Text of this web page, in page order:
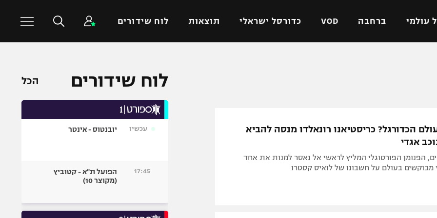
עולמי ברחבה VOD כדורסל ישראלי תוצאות לוח שידורים
ישראל
ליגה איטלקית
כדורסל עולמי
כדורעף
ספורט אולימפי
היאבקות WWE
הכדורגל? כריסטיאנו רונאלדו מנסה להביא
אגדי
הפנומן הפורטוגלי המליץ לראשי אל נאסר למנות את אחד
מבוקשים בעולם על חשבונו של לואיס קסטרו
לוח שידורים הכל
עכשיו יובנטוס - אינטר
17:45
הפועל ת"א - קטוביץ
(מקוצר 10)